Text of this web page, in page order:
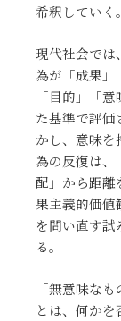
希釈していく。
現代社会では
為が「成果」
「目的」「
た基準で評価
かし、意味を
為の反復は、
配」から距離
果主義的価値
を問い直す試
る。
「無意味なも
とは、何かを